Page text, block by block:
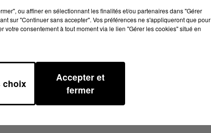
ou affiner en sélectionnant les finalités et/ou partenaires dans "Gérer
sur "Continuer sans accepter". Vos préférences ne s'appliqueront que pour
votre consentement à tout moment via le lien "Gérer les cookies" situé en
choix
Accepter et
fermer